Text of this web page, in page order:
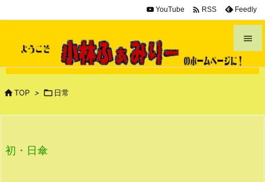


メニュ
YouTube  RSS Feedly
TOP >  日常
初・日傘